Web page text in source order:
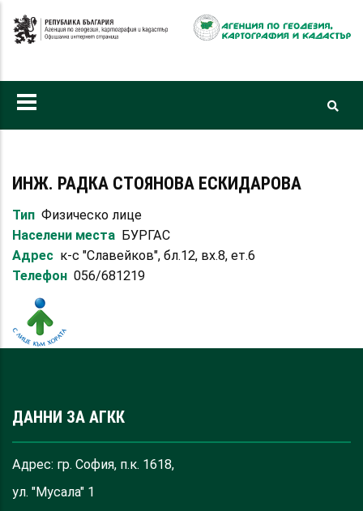
към
ИНЖ. РАДКА СТОЯНОВА ЕСКИДАРОВА
Тип Физическо лице
Населени места БУРГАС
Адрес к-с "Славейков", бл.12, вх.8, ет.6
Телефон 056/681219
ДАННИ ЗА АГКК
Адрес: гр. София, п.к. 1618,
ул. "Мусала" 1